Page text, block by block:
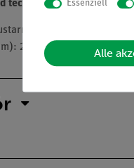
technische Daten
Dynamoblechen
20 x 20 x 72.
Essenziell
Alle